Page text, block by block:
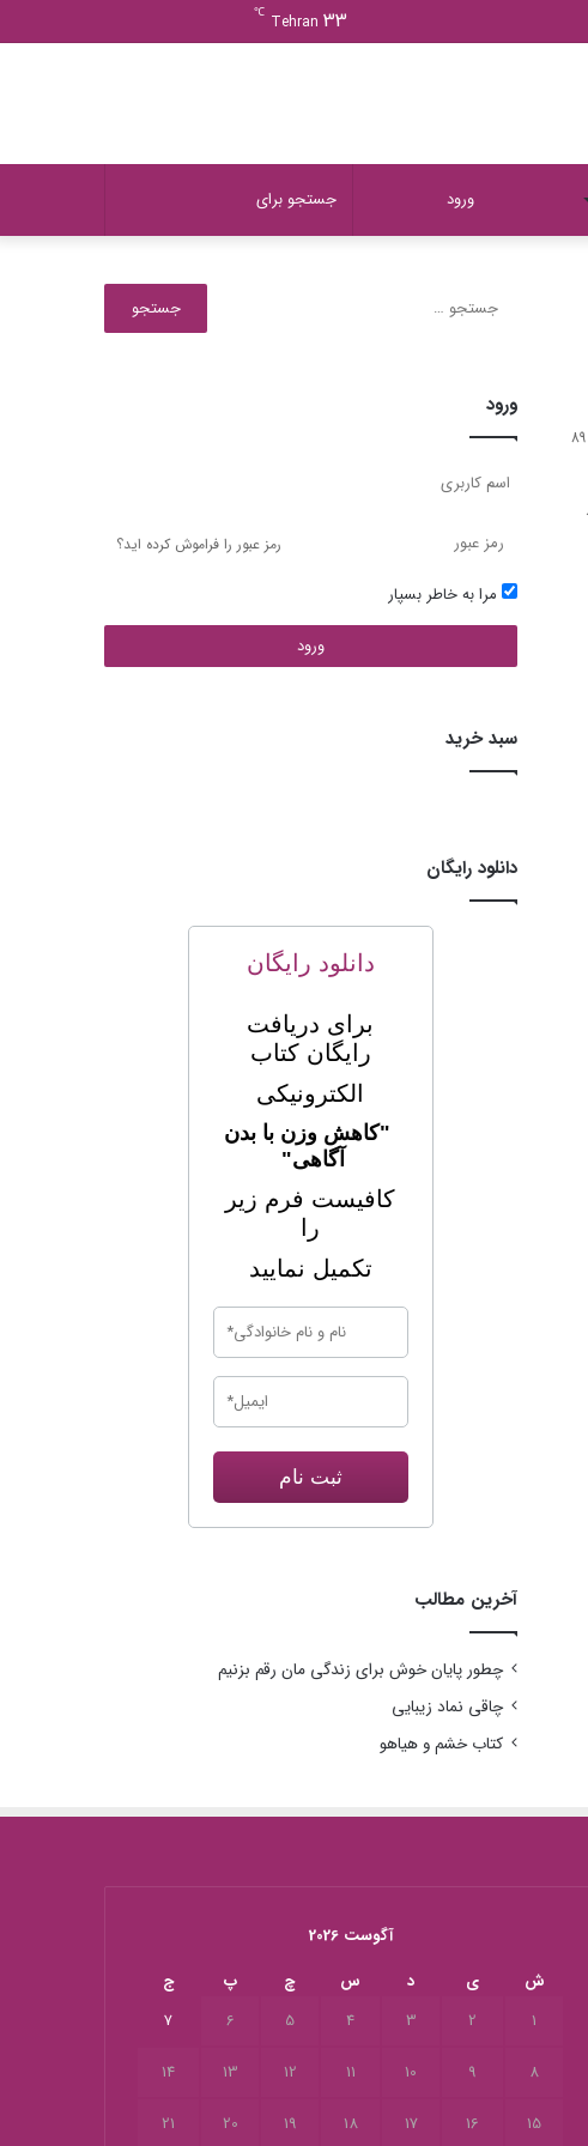
Tehran 33
℃
ورود
89
ورود
رمز عبور را فراموش کرده اید؟
مرا به خاطر بسپار
ورود
سبد خرید
دانلود رایگان
دانلود رایگان
برای دریافت
رایگان کتاب
الکترونیکی
"کاهش وزن با بدن
آگاهی"
کافیست فرم زیر
را
تکمیل نمایید
ثبت نام
آخرین مطالب
چطور پایان خوش برای زندگی مان رقم بزنیم
چاقی نماد زیبایی
کتاب خشم و هیاهو
آگوست 2026
ش
ی د س چ پ
ج
1
2
3
4
5
6
7
8
9
10
11
12
13
14
15
16
17
18
19
20
21